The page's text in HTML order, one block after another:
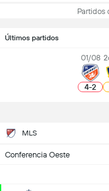
Partidos
Últimos partidos
01/08
4-2
MLS
Conferencia Oeste